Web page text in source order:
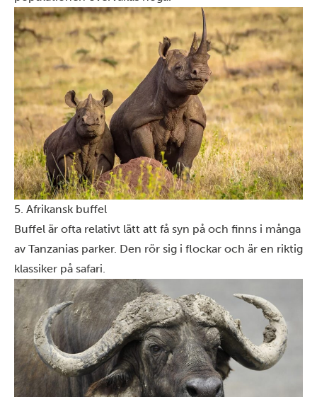
5. Afrikansk buffel
Buffel är ofta relativt lätt att få syn på och finns i många
av Tanzanias parker. Den rör sig i flockar och är en riktig
klassiker på safari.